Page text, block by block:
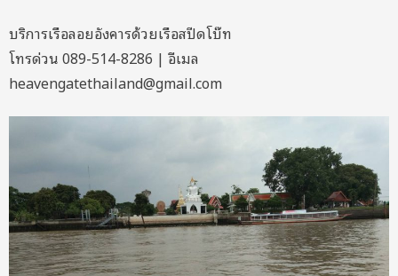
บริการเรือลอยอังคารด้วยเรือสปีดโบ๊ท
โทรด่วน 089-514-8286 | อีเมล
heavengatethailand@gmail.com